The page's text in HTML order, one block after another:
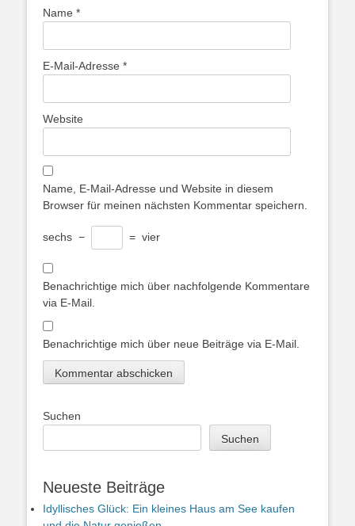
Name *
E-Mail-Adresse *
Website
Name, E-Mail-Adresse und Website in diesem
Browser für meinen nächsten Kommentar speichern.
sechs − = vier
Benachrichtige mich über nachfolgende Kommentare
via E-Mail.
Benachrichtige mich über neue Beiträge via E-Mail.
Suchen
Suchen
Neueste Beiträge
Idyllisches Glück: Ein kleines Haus am See kaufen